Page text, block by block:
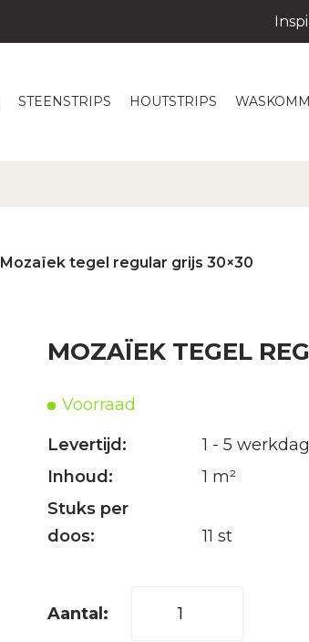
STEENSTRIPS HOUTSTRIPS
Mozaïek tegel regular grijs 30×30
MOZAÏEK TEGEL
Voorraad
Levertijd:
1 - 5
Inhoud:
1 m²
Stuks per
doos:
11 st